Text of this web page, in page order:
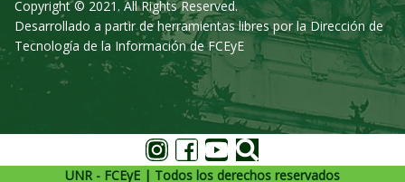
Copyright © 2021. All Rights Reserved.
Desarrollado a partir de herramientas libres por la Dirección de
Tecnología de la Información de FCEyE
UNR - FCEyE | Todos los derechos reservados